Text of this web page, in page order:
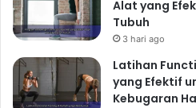
Alat yang
Tubuh
3 hari ago
Latihan
yang Efektif
Kebugaran